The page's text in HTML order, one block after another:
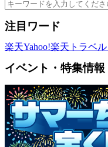
注目ワード
楽天Yahoo!楽天トラベル
イベント・特集情報